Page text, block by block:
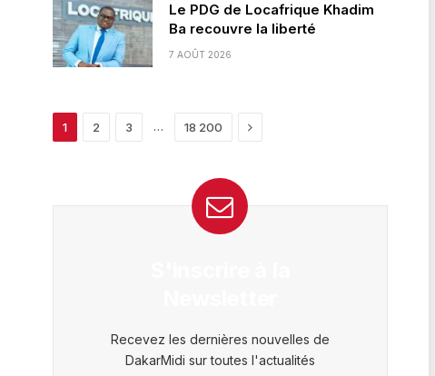
Le PDG de Locafrique Khadim
Ba recouvre la liberté
7 AOÛT 2026
1 2 3 … 18 200 Next
Recevez les dernières nouvelles de
DakarMidi sur toutes l'actualités